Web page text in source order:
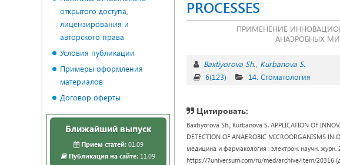
PROCESSES
ПРИМЕНЕНИЕ
АНАЭРОБНЫХ
Baxtiyorova Sh. Kurbanova S.
6(123)
14. Стоматология
Цитировать:
Baxtiyorova Sh., Kurbanova S. APPLICATION OF
DETECTION OF ANAEROBIC MICROORGANISMS IN
медицина и фармакология : электрон. научн. журн.
https://7universum.com/ru/med/archive/item/20316
открытого доступа,
лицензирования и
авторского права
Условия публикации
Примеры оформления
материалов
Договор оферты
Ближайший выпуск
Прием статей:01.09
Публикация на сайте: 11.09